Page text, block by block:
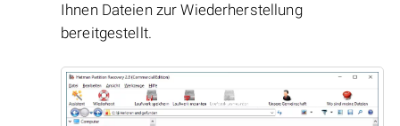
Ihnen Dateien zur Wiederherstellung
bereitgestellt.